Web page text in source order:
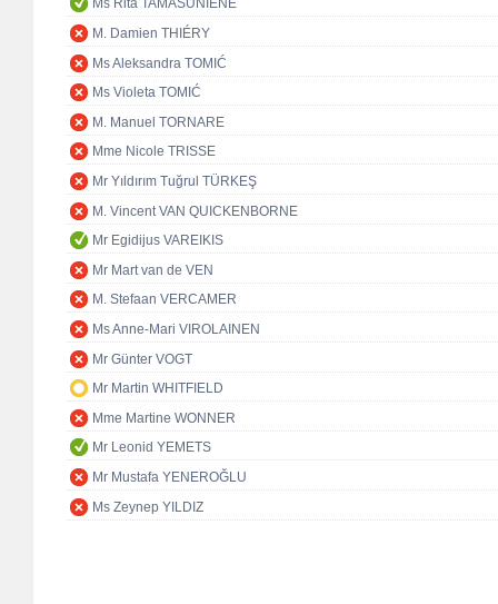
Ms Rita TAMAŠUNIENĖ
M. Damien THIÉRY
Ms Aleksandra TOMIĆ
Ms Violeta TOMIĆ
M. Manuel TORNARE
Mme Nicole TRISSE
Mr Yıldırım Tuğrul TÜRKEŞ
M. Vincent VAN QUICKENBORNE
Mr Egidijus VAREIKIS
Mr Mart van de VEN
M. Stefaan VERCAMER
Ms Anne-Mari VIROLAINEN
Mr Günter VOGT
Mr Martin WHITFIELD
Mme Martine WONNER
Mr Leonid YEMETS
Mr Mustafa YENEROĞLU
Ms Zeynep YILDIZ